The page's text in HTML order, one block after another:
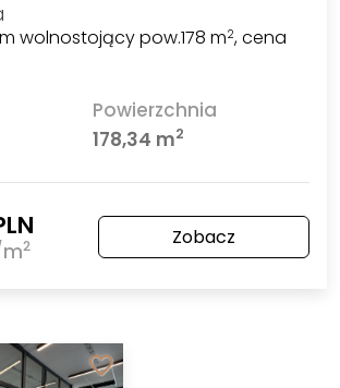
wolnostojący pow.178 m2, cena
Powierzchnia
178,34 m2
m2 Zobacz